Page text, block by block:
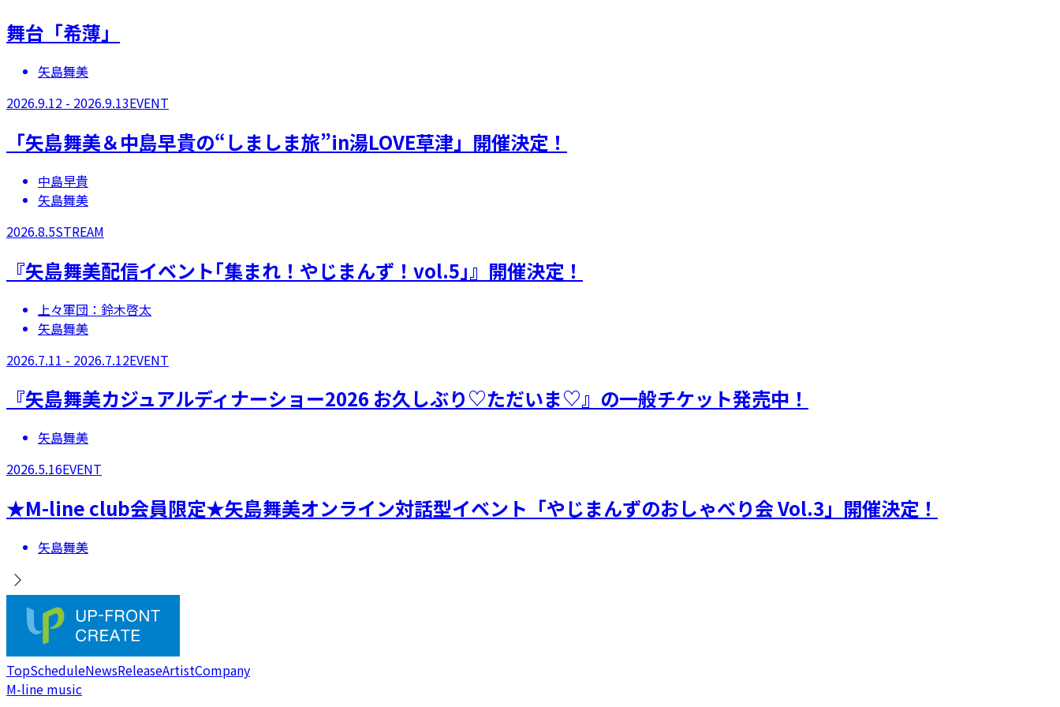
舞台「希薄」
矢島舞美
2026.9.12 - 2026.9.13EVENT
「矢島舞美＆中島早貴の“しましま旅”in湯LOVE草津」開催決定！
中島早貴
矢島舞美
2026.8.5STREAM
『矢島舞美配信イベント｢集まれ！やじまんず！vol.5｣』開催決定！
上々軍団：鈴木啓太
矢島舞美
2026.7.11 - 2026.7.12EVENT
『矢島舞美カジュアルディナーショー2026 お久しぶり♡ただいま♡』の一般チケット発売中！
矢島舞美
2026.5.16EVENT
★M-line club会員限定★矢島舞美オンライン対話型イベント「やじまんずのおしゃべり会 Vol.3」開催決定！
矢島舞美
TopScheduleNewsReleaseArtistCompany
M-line music